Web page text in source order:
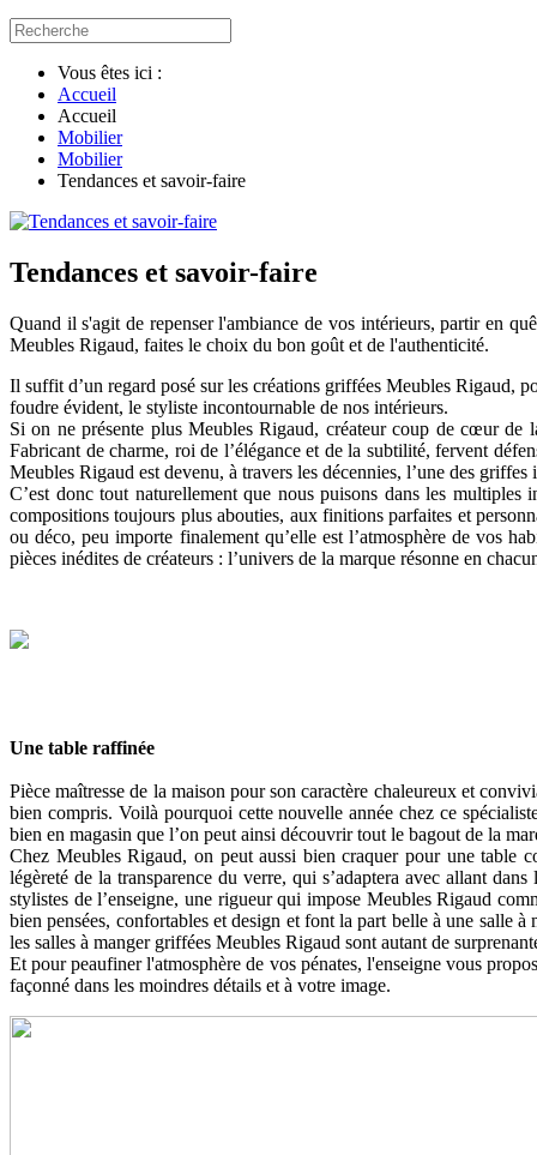
Vous êtes ici :
Accueil
Accueil
Mobilier
Mobilier
Tendances et savoir-faire
Tendances et savoir-faire
Quand il s'agit de repenser l'ambiance de vos intérieurs, partir en
Meubles Rigaud, faites le choix du bon goût et de l'authenticité.
Il suffit d’un regard posé sur les créations griffées Meubles Rigaud,
foudre évident, le styliste incontournable de nos intérieurs.
Si on ne présente plus Meubles Rigaud, créateur coup de cœur de
Fabricant de charme, roi de l’élégance et de la subtilité, fervent
Meubles Rigaud est devenu, à travers les décennies, l’une des
C’est donc tout naturellement que nous puisons dans les
compositions toujours plus abouties, aux finitions parfaites et
ou déco, peu importe finalement qu’elle est l’atmosphère de vos
pièces inédites de créateurs : l’univers de la marque résonne en
Une table raffinée
Pièce maîtresse de la maison pour son caractère chaleureux et
bien compris. Voilà pourquoi cette nouvelle année chez ce
bien en magasin que l’on peut ainsi découvrir tout le bagout de la
Chez Meubles Rigaud, on peut aussi bien craquer pour une table
légèreté de la transparence du verre, qui s’adaptera avec allant
stylistes de l’enseigne, une rigueur qui impose Meubles Rigaud
bien pensées, confortables et design et font la part belle à une salle
les salles à manger griffées Meubles Rigaud sont autant de
Et pour peaufiner l'atmosphère de vos pénates, l'enseigne vous
façonné dans les moindres détails et à votre image.